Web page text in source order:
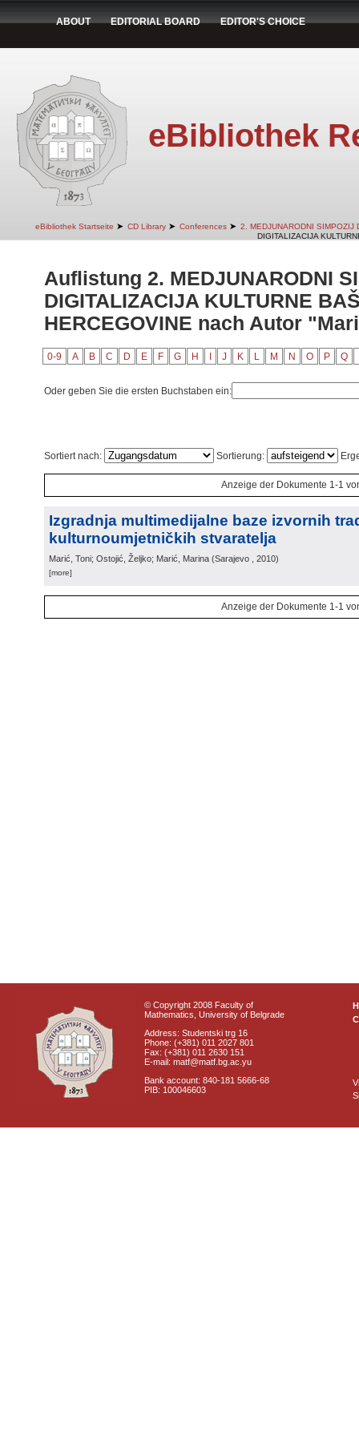
ABOUT EDITORIAL BOARD EDITOR'S CHOICE
eBibliothek
eBibliothek Startseite ➤ CD Library ➤ Conferences ➤ 2. MEDJUNARODNI SIMPOZIJ
DIGITALIZACIJA
Auflistung 2. MEDJUNARODNI
DIGITALIZACIJA KULTURNE
HERCEGOVINE nach Autor
0-9 A B C D E F G H J K L M N O P Q
Oder geben Sie die ersten Buchstaben ein:
Sortiert nach: Sortierung:
Anzeige der Dokumente 1-1
Izgradnja multimedijalne baze izvornih
kulturnoumjetničkih stvaratelja
Marić, Toni; Ostojić, Željko; Marić, Marina (Sarajevo , 2010)
[more]
Anzeige der Dokumente 1-1
© Copyright 2008 Faculty of
Mathematics, University of Belgrade
Address: Studentski trg 16
Phone: (+381) 011 2027 801
Fax: (+381) 011 2630 151
E-mail: matf@matf.bg.ac.yu
Bank account: 840-181 5666-68
PIB: 100046603